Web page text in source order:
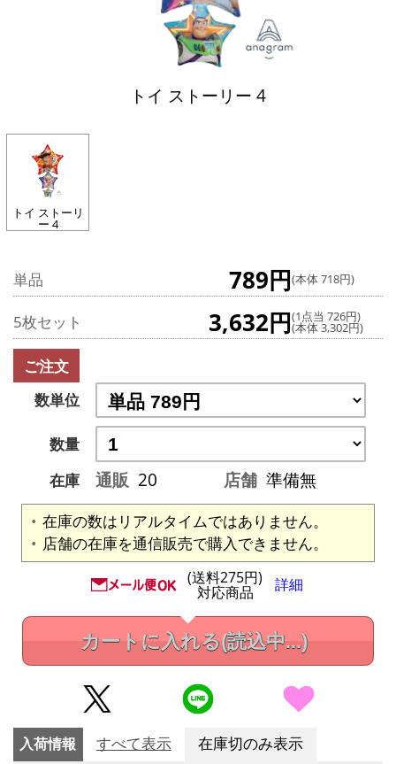
トイ ストーリー 4
トイ ストーリ
ー 4
単品 789円(本体 718円)
5枚セット 3,632円(1点当 726円)
(本体 3,302円)
ご注文
数単位
数量
在庫
通販 20 店舗 準備無
在庫の数はリアルタイムではありません。
店舗の在庫を通信販売で購入できません。
(送料275円)
対応商品 詳細
カートに入れる(読込中...)
入荷情報 すべて表示 在庫切のみ表示